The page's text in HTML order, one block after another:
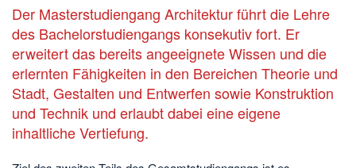
Der Masterstudiengang Architektur führt die Lehre
des Bachelorstudiengangs konsekutiv fort. Er
erweitert das bereits angeeignete Wissen und die
erlernten Fähigkeiten in den Bereichen Theorie und
Stadt, Gestalten und Entwerfen sowie Konstruktion
und Technik und erlaubt dabei eine eigene
inhaltliche Vertiefung.